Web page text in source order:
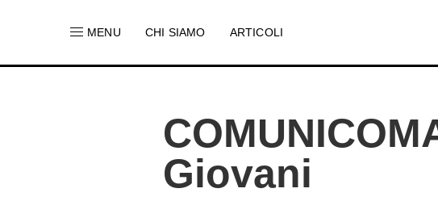
MENU CHI SIAMO ARTICOLI
Giovani